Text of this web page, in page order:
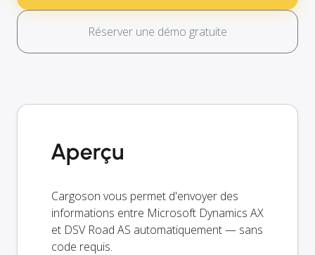
Réserver une démo gratuite
Aperçu
Cargoson vous permet d'envoyer des
informations entre Microsoft Dynamics AX
et DSV Road AS automatiquement — sans
code requis.